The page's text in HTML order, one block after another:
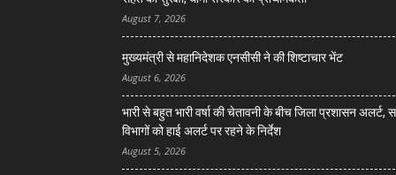
August 7, 2026
मुख्यमंत्री से महानिदेशक एनसीसी ने की शिष्टाचार भेंट
August 6, 2026
भारी से बहुत भारी वर्षा की चेतावनी के बीच जिला प्रशासन अलर्ट,
विभागों को हाई अलर्ट पर रहने के निर्देश
August 5, 2026